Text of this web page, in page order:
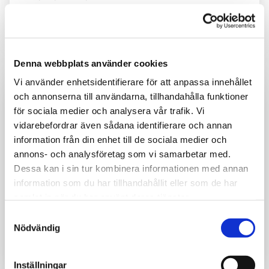
Denna webbplats använder cookies
Vi använder enhetsidentifierare för att anpassa innehållet
och annonserna till användarna, tillhandahålla funktioner
för sociala medier och analysera vår trafik. Vi
vidarebefordrar även sådana identifierare och annan
information från din enhet till de sociala medier och
annons- och analysföretag som vi samarbetar med.
Dessa kan i sin tur kombinera informationen med annan
information som du har tillhandahållit eller som de har
Nödvändig
Inställningar
Rätt insatser betalar tillbaka. Sjukfrånvaro,
seminarier
kostnadsfria webbinarier och frukostseminarier.